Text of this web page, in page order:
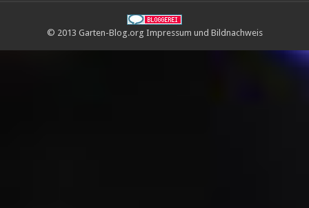
© 2013 Garten-Blog.org Impressum und Bildnachweis